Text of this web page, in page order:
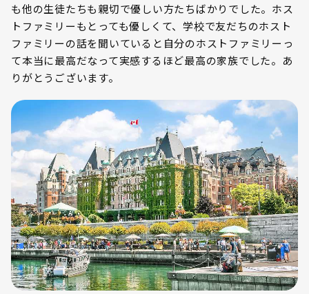
も他の生徒たちも親切で優しい方たちばかりでした。ホス
トファミリーもとっても優しくて、学校で友だちのホスト
ファミリーの話を聞いていると自分のホストファミリーっ
て本当に最高だなって実感するほど最高の家族でした。あ
りがとうございます。